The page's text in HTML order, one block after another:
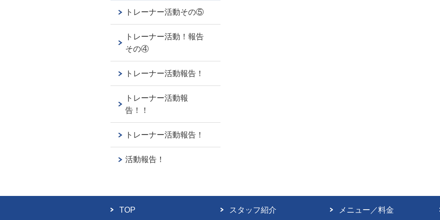
トレーナー活動その⑤
トレーナー活動！報告
その④
トレーナー活動報告！
トレーナー活動報
告！！
トレーナー活動報告！
活動報告！
TOP スタッフ紹介 メニュー／料金